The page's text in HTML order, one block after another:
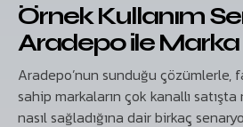
Örnek Kullanım
Aradepo ile
Aradepo’nun sunduğu çözümlerle,
sahip markaların çok kanallı
nasıl sağladığına dair birkaç